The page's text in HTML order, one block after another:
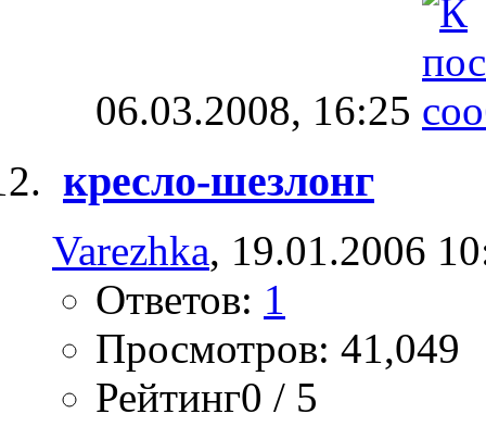
06.03.2008, 16:25
кресло-шезлонг
Varezhka, 19.01.2006
Ответов: 1
Просмотров: 41,049
Рейтинг0 / 5